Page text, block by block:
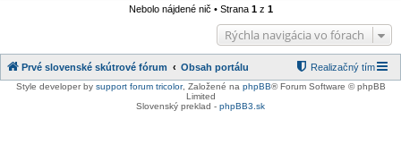
Nebolo nájdené nič • Strana 1z 1
Rýchla navigácia vo fórach
Prvé slovenské skútrové fórum Obsah portálu Realizačný tím
Style developer by support forum tricolor, Založené na phpBB® Forum Software © phpBB
Limited
Slovenský preklad - phpBB3.sk